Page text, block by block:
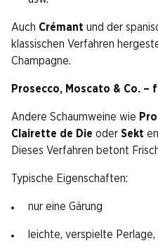
Auch Crémant und der
klassischen Verfahren
Champagne.
Prosecco, Moscato & Co.
Andere Schaumweine wie
Clairette de Die oder Sekt
Dieses Verfahren betont
Typische Eigenschaften:
nur eine Gärung
leichte, verspielte